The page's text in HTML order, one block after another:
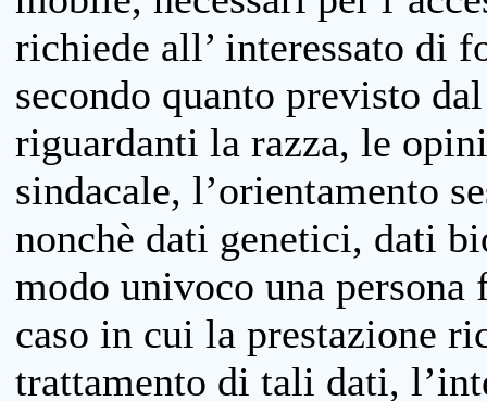
richiede all’ interessato di
secondo quanto previsto
riguardanti la razza, le
sindacale, l’orientamento
nonchè dati genetici, dati
modo univoco una
caso in cui la prestazione
trattamento di tali dati,